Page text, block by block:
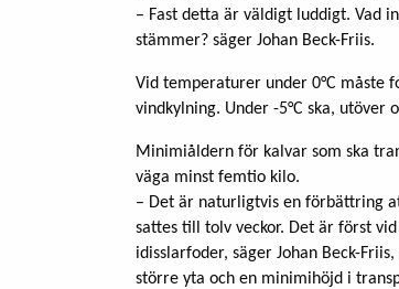
– Fast detta är väldigt luddigt. Vad
stämmer? säger Johan Beck-Friis.
Vid temperaturer under 0°C måste
vindkylning. Under -5°C ska,
Minimiåldern för kalvar som ska
väga minst femtio kilo.
– Det är naturligtvis en förbättring
sattes till tolv veckor. Det är först
idisslarfoder, säger Johan Beck-
större yta och en minimihöjd i